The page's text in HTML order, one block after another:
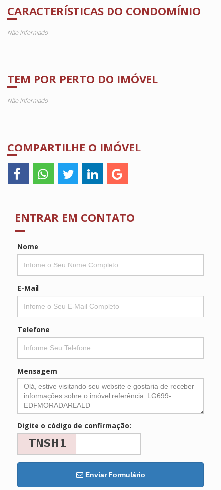
CARACTERÍSTICAS DO CONDOMÍNIO
Não Informado
TEM POR PERTO DO IMÓVEL
Não Informado
COMPARTILHE O IMÓVEL
ENTRAR EM CONTATO
Nome
E-Mail
Telefone
Mensagem
Digite o código de confirmação:
Enviar Formulário